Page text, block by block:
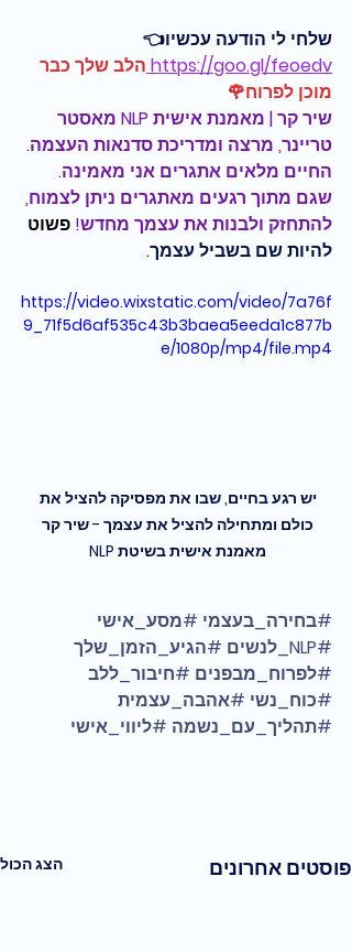
שלחי לי הודעה עכשיו👈
https://goo.gl/feoedv הלב שלך כבר
מוכן לפרוח🌹
שיר קר | מאמנת אישית NLP מאסטר
טריינר, מרצה ומדריכת סדנאות העצמה.
החיים מלאים אתגרים אני מאמינה.
שגם מתוך רגעים מאתגרים ניתן לצמוח,
להתחזק ולבנות את עצמך מחדש! פשוט
להיות שם בשביל עצמך.
https://video.wixstatic.com/video/7a76f
9_71f5d6af535c43b3baea5eeda1c877b
e/1080p/mp4/file.mp4
יש רגע בחיים, שבו את מפסיקה להציל את
כולם ומתחילה להציל את עצמך - שיר קר
מאמנת אישית בשיטת NLP
#בחירה_בעצמי #מסע_אישי
#NLP_לנשים
#הגיע_הזמן_שלך
#לפרוח_מבפנים #חיבור_ללב
#כוח_נשי #אהבה_עצמית
#תהליך_עם_נשמה #ליווי_אישי
פוסטים אחרונים הצג הכול